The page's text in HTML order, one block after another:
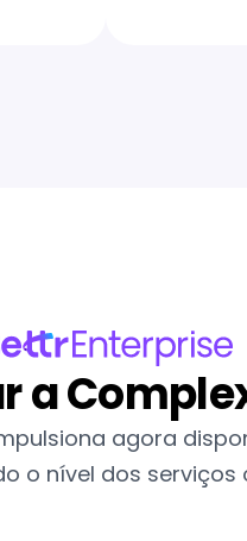
a
agora
o nível dos